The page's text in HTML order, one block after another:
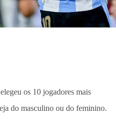
elegeu os 10 jogadores mais
do masculino ou do feminino.